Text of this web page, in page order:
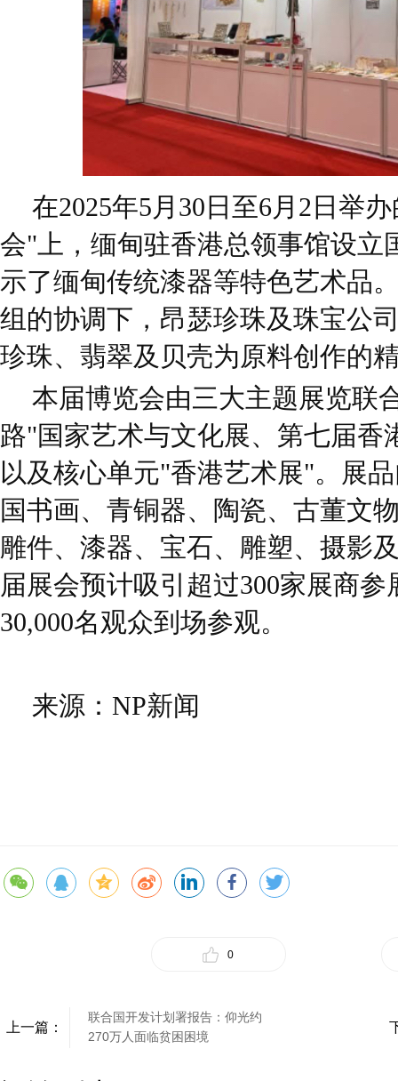
在2025年5月30日至6月2日举
会"上，缅甸驻香港总领事馆设立
示了缅甸传统漆器等特色艺术品
组的协调下，昂瑟珍珠及珠宝公
珍珠、翡翠及贝壳为原料创作的
本届博览会由三大主题展览联
路"国家艺术与文化展、第七届香
以及核心单元"香港艺术展"。展
国书画、青铜器、陶瓷、古董文
雕件、漆器、宝石、雕塑、摄影
届展会预计吸引超过300家展商
30,000名观众到场参观。
来源：NP新闻
0
上一篇：
联合国开发计划署报告：仰光约
270万人面临贫困困境